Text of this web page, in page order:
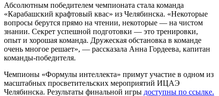
Абсолютным победителем чемпионата стала команда
«Карабашский крафтовый квас» из Челябинска. «Некоторые
вопросы берутся прямо на чтении, некоторые — на чистом
знании. Секрет успешной подготовки — это тренировки,
опыт и хорошая команда. Дружеская обстановка в команде
очень многое решает», — рассказала Анна Гордеева, капитан
команды-победителя.
Чемпионы «Формулы интеллекта» примут участие в одном из
масштабных просветительских мероприятий ИЦАЭ
Челябинска. Результаты финальной игры доступны по ссылке.